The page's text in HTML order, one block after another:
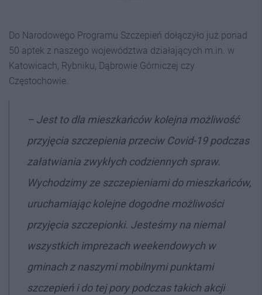
Do Narodowego Programu Szczepień dołączyło już ponad
50 aptek z naszego województwa działających m.in. w
Katowicach, Rybniku, Dąbrowie Górniczej czy
Częstochowie.
– Jest to dla mieszkańców kolejna możliwość
przyjęcia szczepienia przeciw Covid-19 podczas
załatwiania zwykłych codziennych spraw.
Wychodzimy ze szczepieniami do mieszkańców,
uruchamiając kolejne dogodne możliwości
przyjęcia szczepionki. Jesteśmy na niemal
wszystkich imprezach weekendowych w
gminach z naszymi mobilnymi punktami
szczepień i do tej pory podczas takich akcji